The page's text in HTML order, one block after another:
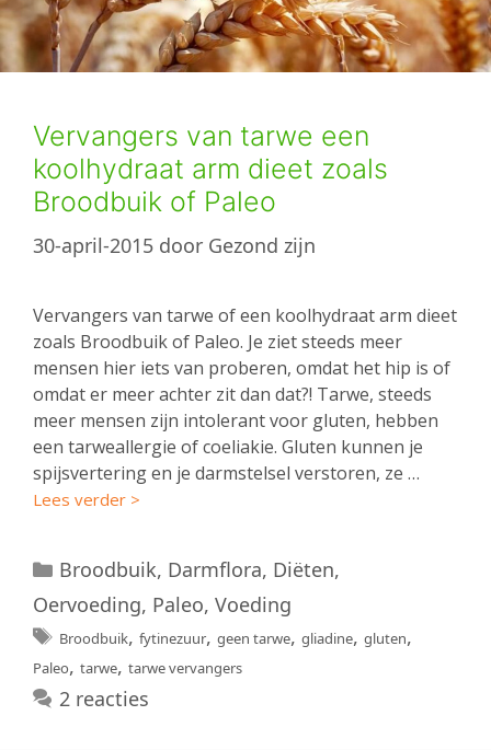
Vervangers van tarwe een
koolhydraat arm dieet zoals
Broodbuik of Paleo
30-april-2015 door Gezond zijn
Vervangers van tarwe of een koolhydraat arm dieet
zoals Broodbuik of Paleo. Je ziet steeds meer
mensen hier iets van proberen, omdat het hip is of
omdat er meer achter zit dan dat?! Tarwe, steeds
meer mensen zijn intolerant voor gluten, hebben
een tarweallergie of coeliakie. Gluten kunnen je
spijsvertering en je darmstelsel verstoren, ze …
Lees verder >
Categorieën
Broodbuik, Darmflora, Diëten,
Oervoeding, Paleo, Voeding
Tags
Broodbuik, fytinezuur, geen tarwe, gliadine, gluten,
Paleo, tarwe, tarwe vervangers
2 reacties